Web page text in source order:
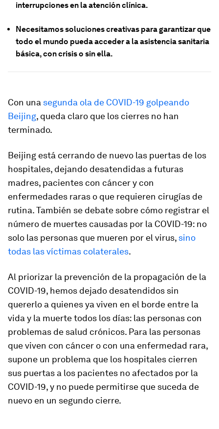
interrupciones en la atención clínica.
Necesitamos soluciones creativas para garantizar que
todo el mundo pueda acceder a la asistencia sanitaria
básica, con crisis o sin ella.
Con una segunda ola de COVID-19 golpeando
Beijing, queda claro que los cierres no han
terminado.
Beijing está cerrando de nuevo las puertas de los
hospitales, dejando desatendidas a futuras
madres, pacientes con cáncer y con
enfermedades raras o que requieren cirugías de
rutina. También se debate sobre cómo registrar el
número de muertes causadas por la COVID-19: no
solo las personas que mueren por el virus, sino
todas las víctimas colaterales.
Al priorizar la prevención de la propagación de la
COVID-19, hemos dejado desatendidos sin
quererlo a quienes ya viven en el borde entre la
vida y la muerte todos los días: las personas con
problemas de salud crónicos. Para las personas
que viven con cáncer o con una enfermedad rara,
supone un problema que los hospitales cierren
sus puertas a los pacientes no afectados por la
COVID-19, y no puede permitirse que suceda de
nuevo en un segundo cierre.